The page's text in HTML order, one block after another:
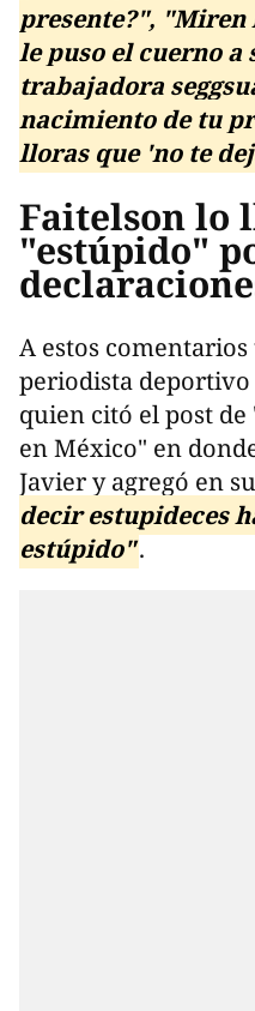
presente?",
le puso el cuerno a
trabajadora
nacimiento de tu
lloras que 'no te
Faitelson lo
"estúpido"
A estos
periodista deportivo
quien citó el post
en México" en
Javier y agregó en
decir estupideces
estúpido".